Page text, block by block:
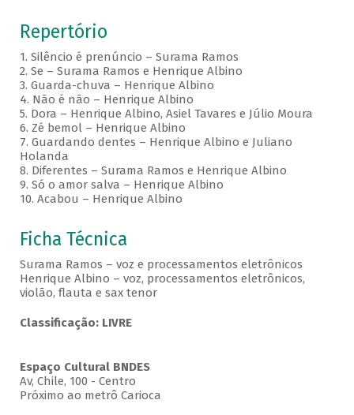
Repertório
1. Silêncio é prenúncio – Surama Ramos
2. Se – Surama Ramos e Henrique Albino
3. Guarda-chuva – Henrique Albino
4. Não é não – Henrique Albino
5. Dora – Henrique Albino, Asiel Tavares e Júlio Moura
6. Zé bemol – Henrique Albino
7. Guardando dentes – Henrique Albino e Juliano
Holanda
8. Diferentes – Surama Ramos e Henrique Albino
9. Só o amor salva – Henrique Albino
10. Acabou – Henrique Albino
Ficha Técnica
Surama Ramos – voz e processamentos eletrônicos
Henrique Albino – voz, processamentos eletrônicos,
violão, flauta e sax tenor
Classificação: LIVRE
Espaço Cultural BNDES
Av, Chile, 100 - Centro
Próximo ao metrô Carioca